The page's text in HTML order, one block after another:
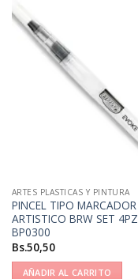
ARTES PLASTICAS Y PINTURA
PINCEL TIPO MARCADOR
ARTISTICO BRW SET 4PZ
BP0300
Bs.50,50
AÑADIR AL CARRITO